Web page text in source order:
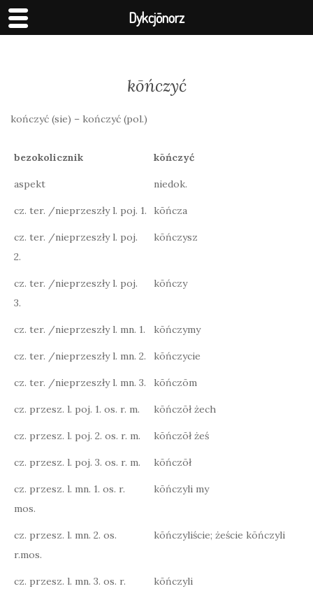
kōńczyć
kończyć (sie) – kończyć (pol.)
bezokolicznik kōńczyć
aspekt niedok.
cz. ter. /nieprzeszły l. poj. 1. kōńcza
cz. ter. /nieprzeszły l. poj.
2.
kōńczysz
cz. ter. /nieprzeszły l. poj.
3.
kōńczy
cz. ter. /nieprzeszły l. mn. 1. kōńczymy
cz. ter. /nieprzeszły l. mn. 2. kōńczycie
cz. ter. /nieprzeszły l. mn. 3. kōńczōm
cz. przesz. l. poj. 1. os. r. m. kōńczōł żech
cz. przesz. l. poj. 2. os. r. m. kōńczōł żeś
cz. przesz. l. poj. 3. os. r. m. kōńczōł
cz. przesz. l. mn. 1. os. r.
mos.
kōńczyli my
cz. przesz. l. mn. 2. os.
r.mos.
kōńczyliście; żeście kōńczyli
cz. przesz. l. mn. 3. os. r.
kōńczyli
Dykcjōnorz